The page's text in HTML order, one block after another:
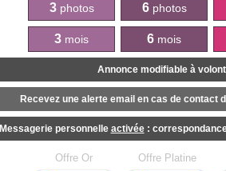
3photos 6photos
3 mois 6 mois
Annonce modifiable à
Recevez une alerte email en cas de contact
Messagerie personnelle activée:
Offre Or Offre Platine